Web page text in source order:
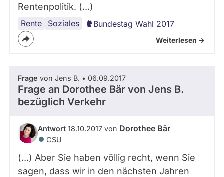
Rentenpolitik. (...)
Rente Soziales
Altersarmut Bundestag Wahl 2017
Weiterlesen ->
Frage von Jens B. • 06.09.2017
Frage an Dorothee Bär von Jens B.
bezüglich Verkehr
Antwort 18.10.2017 von Dorothee Bär
CSU
(...) Aber Sie haben völlig recht, wenn Sie
sagen, dass wir in den nächsten Jahren